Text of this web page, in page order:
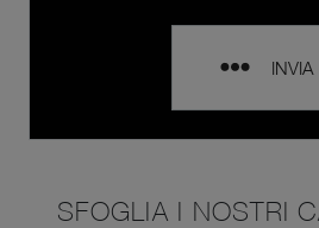
INVIA
SFOGLIA I NOSTRI